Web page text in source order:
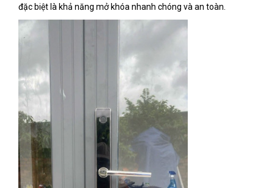
đặc biệt là khả năng mở khóa nhanh chóng và an toàn.